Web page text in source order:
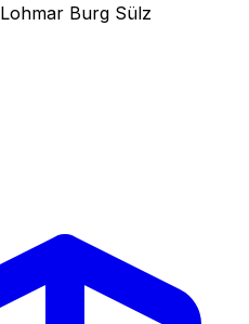
Lohmar Burg Sülz